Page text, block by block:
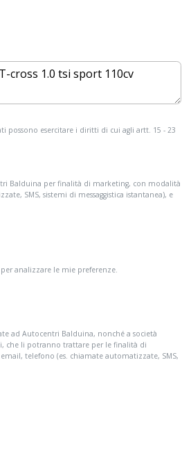
Illuminazione vano bagagli
Luci diune a led
Msr (regolazione coppia in fase di rilascio)
navigazione)
Sedile posteriore scorrevole (14cm)
possono esercitare i diritti di cui agli artt. 15 - 23
Balduina per finalità di marketing, con modalità
SMS, sistemi di messaggistica istantanea), e
analizzare le mie preferenze.
ad Autocentri Balduina, nonché a società
che li potranno trattare per le finalità di
telefono (es. chiamate automatizzate, SMS,